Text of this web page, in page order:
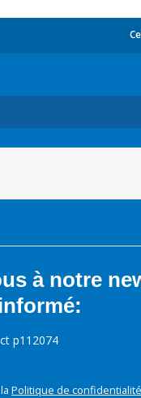
à notre
p112074
Politique de confidentialité